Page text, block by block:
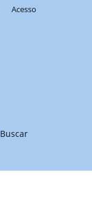
Buscar
Acesso